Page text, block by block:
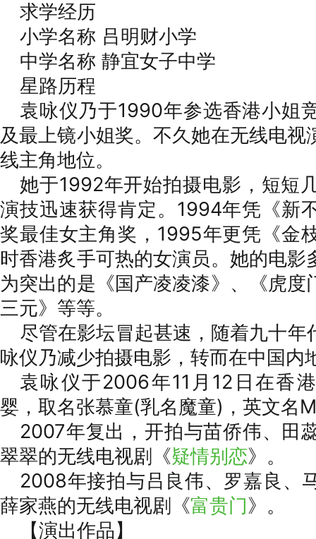
求学经历
小学名称 吕明财小学
中学名称 静宜女子中学
星路历程
袁咏仪乃于1990年参选香港小姐
及最上镜小姐奖。不久她在无线电
线主角地位。
她于1992年开始拍摄电影，短短
演技迅速获得肯定。1994年凭《新
奖最佳女主角奖，1995年更凭《金
时香港炙手可热的女演员。她的电
为突出的是《国产凌凌漆》、《虎
三元》等等。
尽管在影坛冒起甚速，随着九十
咏仪乃减少拍摄电影，转而在中国内
袁咏仪于2006年11月12日在香
婴，取名张慕童(乳名魔童)，英文名
2007年复出，开拍与苗侨伟、田
翠翠的无线电视剧《疑情别恋》。
2008年接拍与吕良伟、罗嘉良、
薛家燕的无线电视剧《富贵门》。
【演出作品】